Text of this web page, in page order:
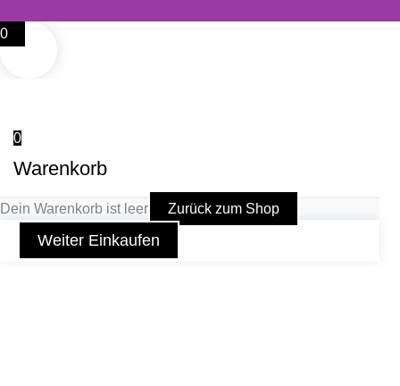
0
0
Warenkorb
Dein Warenkorb ist leer Zurück zum Shop
Weiter Einkaufen